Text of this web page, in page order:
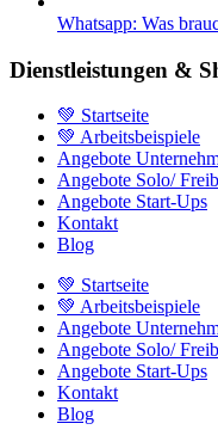
Whatsapp: Was
Dienstleistungen &
💚 Startseite
💚 Arbeitsbeispiele
Angebote
Angebote Solo/
Angebote Start-Ups
Kontakt
Blog
💚 Startseite
💚 Arbeitsbeispiele
Angebote
Angebote Solo/
Angebote Start-Ups
Kontakt
Blog